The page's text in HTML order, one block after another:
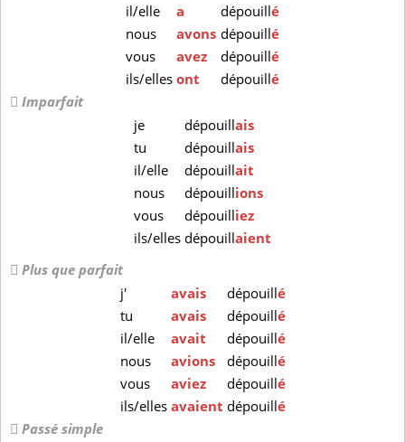
il/elle
a dépouillé
nous
avons dépouillé
vous
avez dépouillé
ils/ellesont dépouillé
Imparfait
je
dépouillais
tu
dépouillais
il/elle
dépouillait
nous
dépouillions
vous
dépouilliez
ils/ellesdépouillaient
Plus que parfait
j'
avais dépouillé
tu
avais dépouillé
il/elle
avait dépouillé
nous
avions dépouillé
vous
aviez dépouillé
ils/elles avaient dépouillé
Passé simple